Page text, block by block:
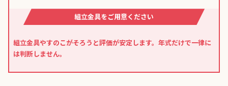
組立金具をご用意ください
組立金具やすのこがそろうと評価が安定します。年式だけで一律に
は判断しません。